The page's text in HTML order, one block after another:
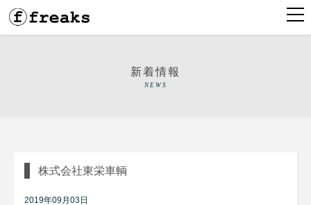
新着情報
NEWS
株式会社東栄車輌
2019年09月03日